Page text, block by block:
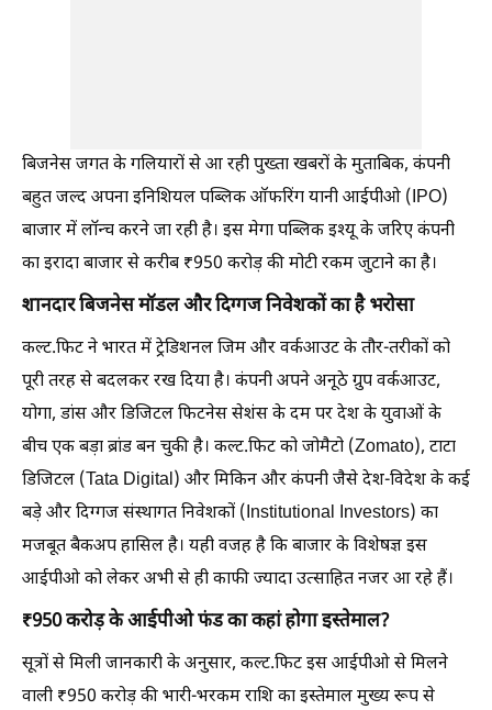
बिजनेस जगत के गलियारों से आ रही पुख्ता खबरों के मुताबिक, कंपनी
बहुत जल्द अपना इनिशियल पब्लिक ऑफरिंग यानी आईपीओ (IPO)
बाजार में लॉन्च करने जा रही है। इस मेगा पब्लिक इश्यू के जरिए कंपनी
का इरादा बाजार से करीब ₹950 करोड़ की मोटी रकम जुटाने का है।
शानदार बिजनेस मॉडल और दिग्गज निवेशकों का है भरोसा
कल्ट.फिट ने भारत में ट्रेडिशनल जिम और वर्कआउट के तौर-तरीकों को
पूरी तरह से बदलकर रख दिया है। कंपनी अपने अनूठे ग्रुप वर्कआउट,
योगा, डांस और डिजिटल फिटनेस सेशंस के दम पर देश के युवाओं के
बीच एक बड़ा ब्रांड बन चुकी है। कल्ट.फिट को जोमैटो (Zomato), टाटा
डिजिटल (Tata Digital) और मिकिन और कंपनी जैसे देश-विदेश के कई
बड़े और दिग्गज संस्थागत निवेशकों (Institutional Investors) का
मजबूत बैकअप हासिल है। यही वजह है कि बाजार के विशेषज्ञ इस
आईपीओ को लेकर अभी से ही काफी ज्यादा उत्साहित नजर आ रहे हैं।
₹950 करोड़ के आईपीओ फंड का कहां होगा इस्तेमाल?
सूत्रों से मिली जानकारी के अनुसार, कल्ट.फिट इस आईपीओ से मिलने
वाली ₹950 करोड़ की भारी-भरकम राशि का इस्तेमाल मुख्य रूप से